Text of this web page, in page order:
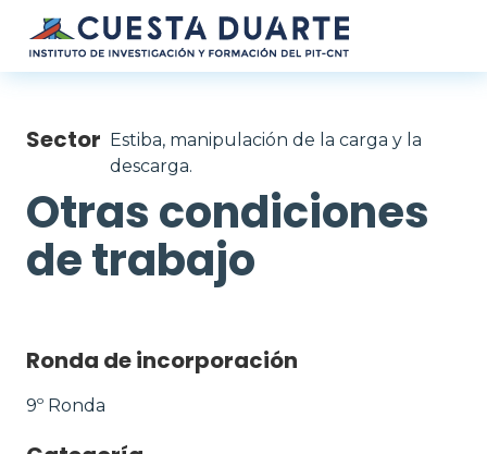
Pasar al contenido principal
Sector
Estiba, manipulación de la carga y la
descarga.
Otras condiciones
de trabajo
Ronda de incorporación
9º Ronda